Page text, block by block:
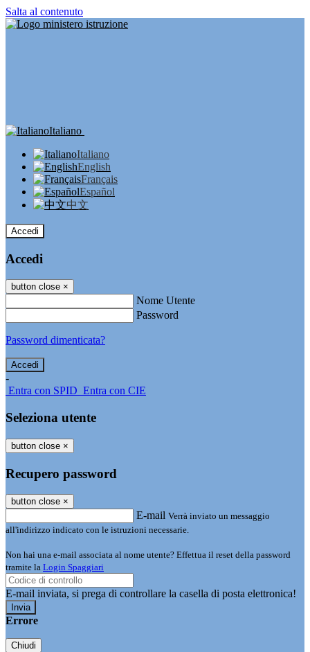
Salta al contenuto
Italiano
Italiano
English
Français
Español
中文
Accedi
Accedi
button close ×
Nome Utente
Password
Password dimenticata?
-
Entra con SPID Entra con CIE
Seleziona utente
button close ×
Recupero password
button close ×
E-mail Verrà inviato un messaggio
all'indirizzo indicato con le istruzioni necessarie.
Non hai una e-mail associata al nome utente? Effettua il reset della password
tramite la Login Spaggiari
E-mail inviata, si prega di controllare la casella di posta elettronica!
Errore
Chiudi